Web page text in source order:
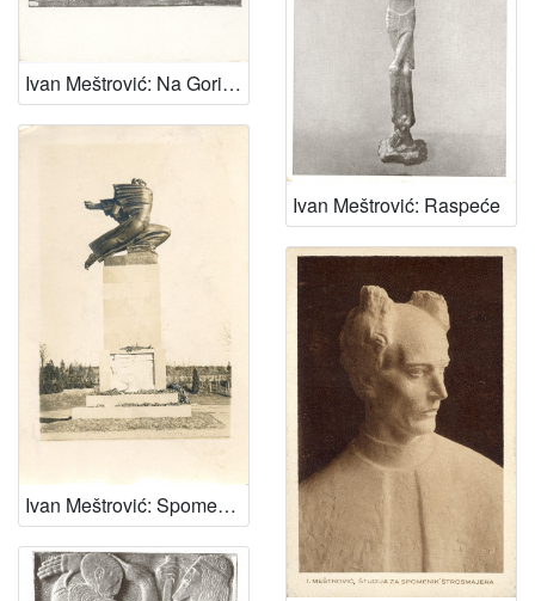
Ivan Meštrović: Na Gori maslinovoj
Ivan Meštrović: Raspeće
Ivan Meštrović: Spomenik zahvalnosti Francuskoj